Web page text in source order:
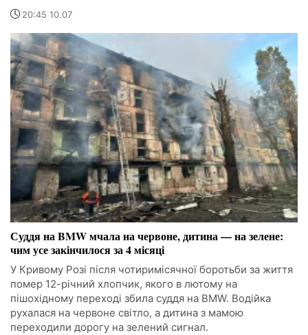
20:45 10.07
Суддя на BMW мчала на червоне, дитина — на зелене:
чим усе закінчилося за 4 місяці
У Кривому Розі після чотиримісячної боротьби за життя
помер 12-річний хлопчик, якого в лютому на
пішохідному переході збила суддя на BMW. Водійка
рухалася на червоне світло, а дитина з мамою
переходили дорогу на зелений сигнал.